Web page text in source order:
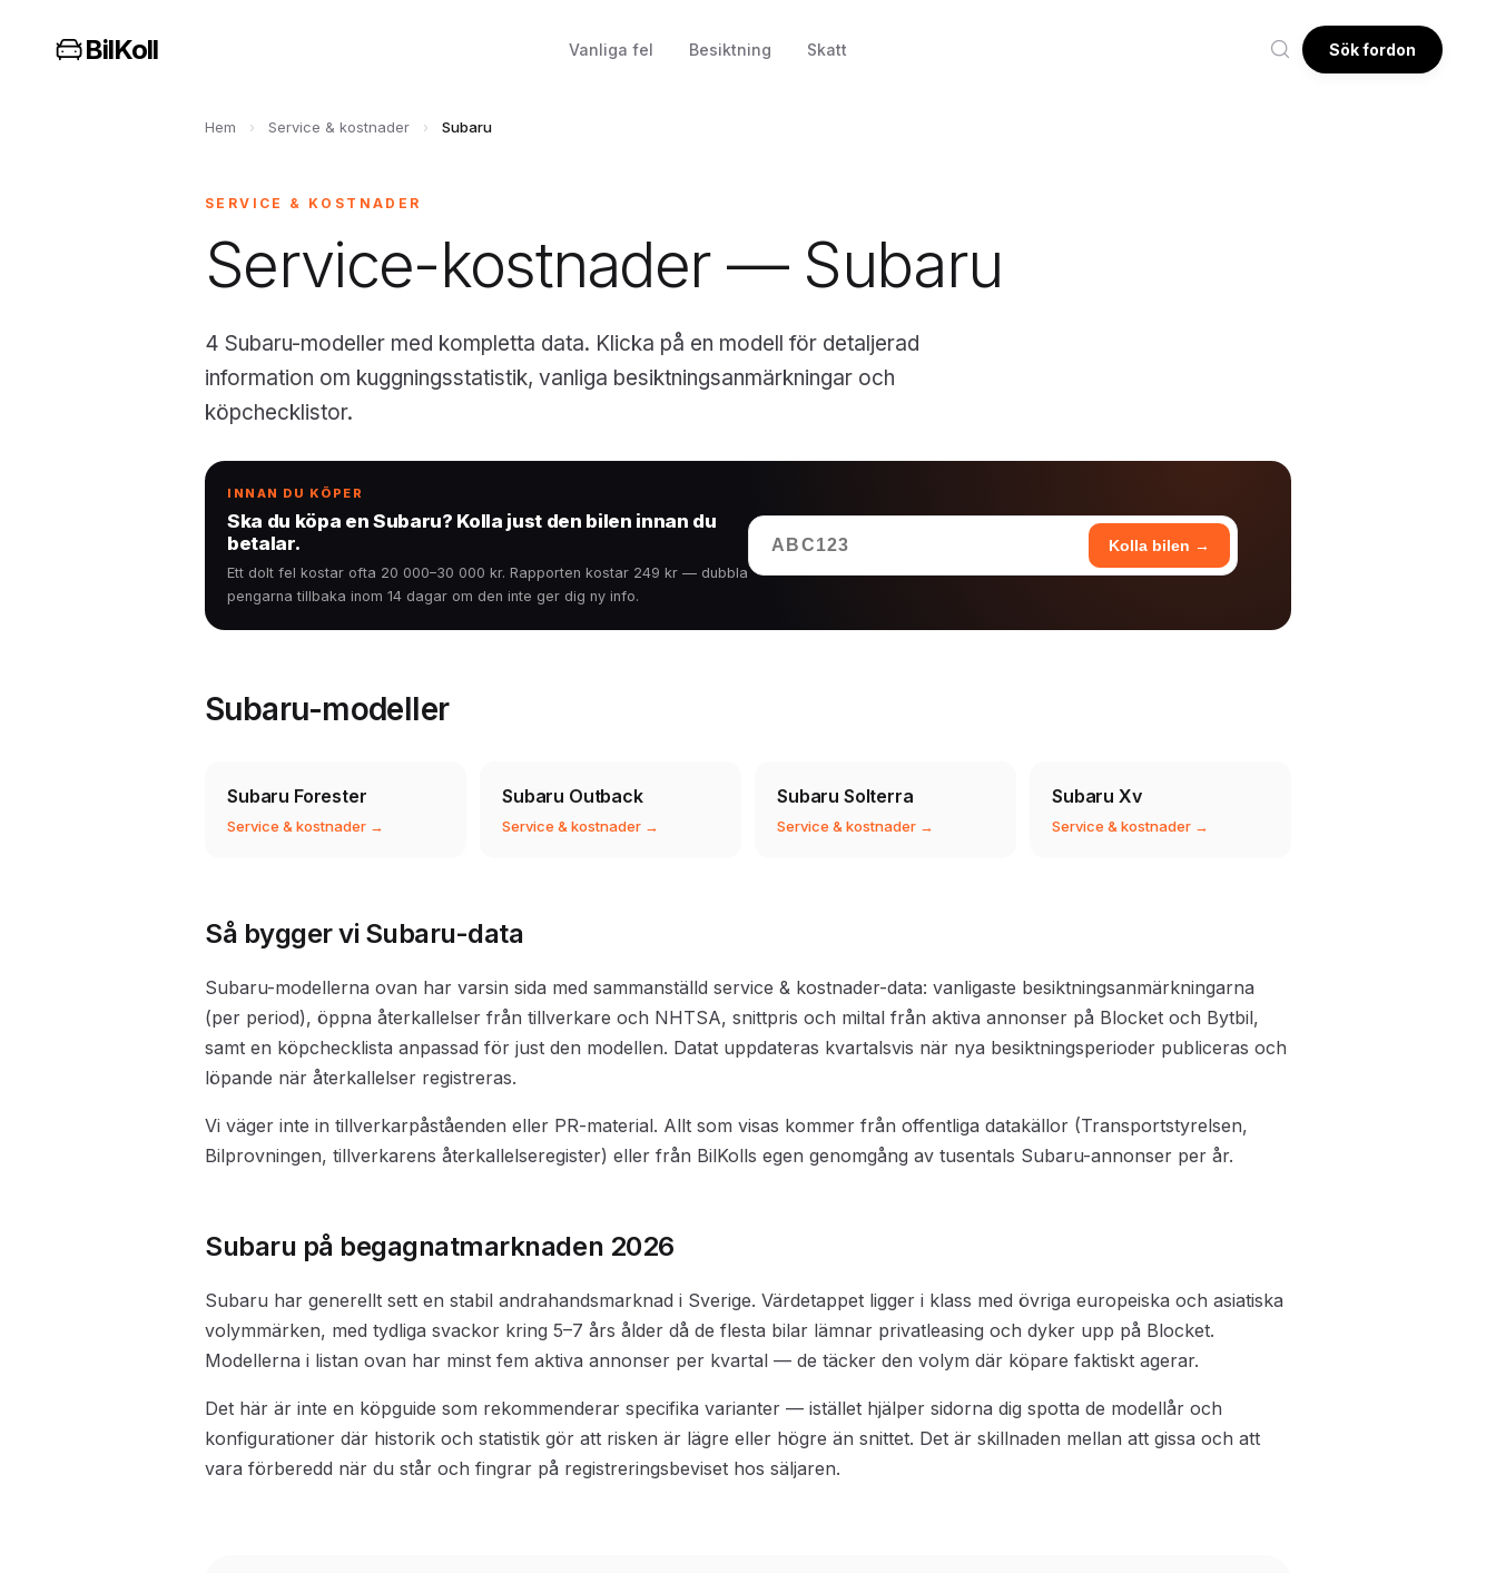
BilKoll Vanliga fel Besiktning Skatt Sök fordon
Hem › Service & kostnader › Subaru
SERVICE & KOSTNADER
Service-kostnader — Subaru
4 Subaru-modeller med kompletta data. Klicka på en modell för detaljerad
information om kuggningsstatistik, vanliga besiktningsanmärkningar och
köpchecklistor.
INNAN DU KÖPER
Ska du köpa en Subaru? Kolla just den bilen innan du
betalar.
Ett dolt fel kostar ofta 20 000–30 000 kr. Rapporten kostar 249 kr — dubbla
pengarna tillbaka inom 14 dagar om den inte ger dig ny info.
Kolla bilen →
Subaru-modeller
Subaru Forester
Service & kostnader →
Subaru Outback
Service & kostnader →
Subaru Solterra
Service & kostnader →
Subaru Xv
Service & kostnader →
Så bygger vi Subaru-data
Subaru-modellerna ovan har varsin sida med sammanställd service & kostnader-data: vanligaste besiktningsanmärkningarna
(per period), öppna återkallelser från tillverkare och NHTSA, snittpris och miltal från aktiva annonser på Blocket och Bytbil,
samt en köpchecklista anpassad för just den modellen. Datat uppdateras kvartalsvis när nya besiktningsperioder publiceras och
löpande när återkallelser registreras.
Vi väger inte in tillverkarpåståenden eller PR-material. Allt som visas kommer från offentliga datakällor (Transportstyrelsen,
Bilprovningen, tillverkarens återkallelseregister) eller från BilKolls egen genomgång av tusentals Subaru-annonser per år.
Subaru på begagnatmarknaden 2026
Subaru har generellt sett en stabil andrahandsmarknad i Sverige. Värdetappet ligger i klass med övriga europeiska och asiatiska
volymmärken, med tydliga svackor kring 5–7 års ålder då de flesta bilar lämnar privatleasing och dyker upp på Blocket.
Modellerna i listan ovan har minst fem aktiva annonser per kvartal — de täcker den volym där köpare faktiskt agerar.
Det här är inte en köpguide som rekommenderar specifika varianter — istället hjälper sidorna dig spotta de modellår och
konfigurationer där historik och statistik gör att risken är lägre eller högre än snittet. Det är skillnaden mellan att gissa och att
vara förberedd när du står och fingrar på registreringsbeviset hos säljaren.